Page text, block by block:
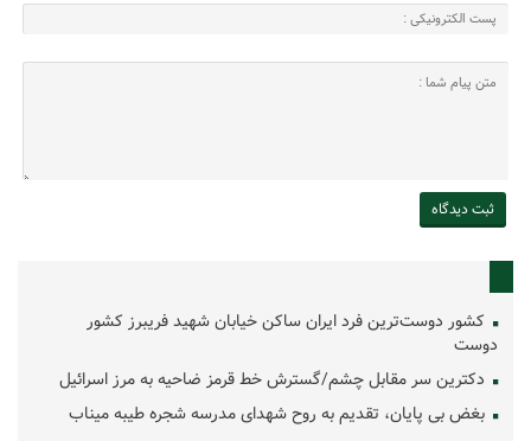
کشور دوست‌ترین فرد ایران ساکن خیابان شهید فریبرز کشور
دوست
دکترین سر مقابل چشم/گسترش خط قرمز ضاحیه به مرز اسرائیل
بغض بی پایان، تقدیم به روح شهدای مدرسه شجره طیبه میناب